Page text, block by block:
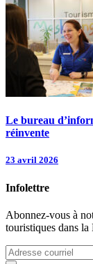
Le bureau
réinvente
23 avril 2026
Infolettre
Abonnez-vous à
touristiques dans